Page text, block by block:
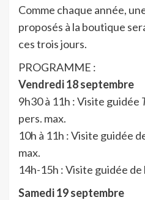
Comme chaque année,
proposés à la boutique
ces trois jours.
PROGRAMME :
Vendredi 18 septembre
9h30 à 11h : Visite guidée
pers. max.
10h à 11h : Visite guidée
max.
14h-15h : Visite guidée de
Samedi 19 septembre